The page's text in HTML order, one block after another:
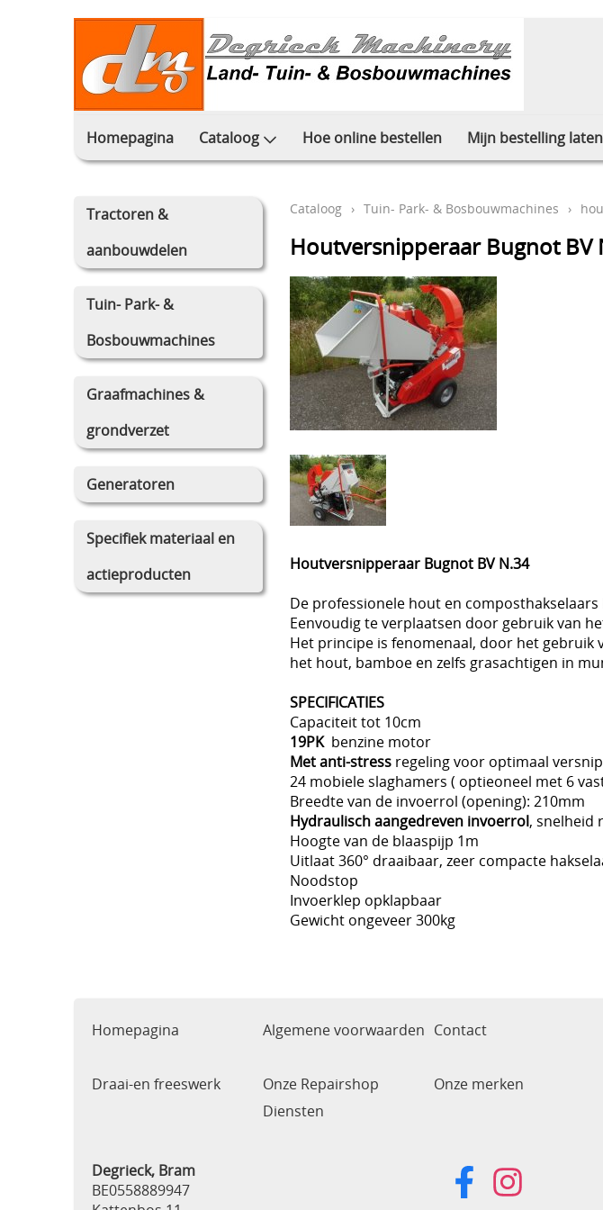
Homepagina Cataloog Hoe online bestellen Mijn bestelling
Tractoren &
aanbouwdelen
Tuin- Park- &
Bosbouwmachines
Graafmachines &
grondverzet
Generatoren
Specifiek materiaal en
actieproducten
Cataloog › Tuin- Park- & Bosbouwmachines ›
Houtversnipperaar Bugnot BV
Houtversnipperaar Bugnot BV N.34
De professionele hout en composthakselaars
Eenvoudig te verplaatsen door gebruik van
Het principe is fenomenaal, door het gebruik
het hout, bamboe en zelfs grasachtigen in
SPECIFICATIES
Capaciteit tot 10cm
19PKbenzine motor
Met anti-stress regeling voor optimaal
24 mobiele slaghamers ( optieoneel met 6
Breedte van de invoerrol (opening): 210mm
Hydraulisch aangedreven invoerrol, snelheid
Hoogte van de blaaspijp 1m
Uitlaat 360° draaibaar, zeer compacte
Noodstop
Invoerklep opklapbaar
Gewicht ongeveer 300kg
Homepagina Algemene voorwaarden Contact
Draai-en freeswerk
Onze Repairshop
Diensten
Onze merken
Degrieck, Bram
BE0558889947